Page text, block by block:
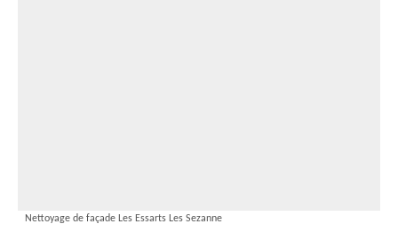
Nettoyage de façade Les Essarts Les Sezanne